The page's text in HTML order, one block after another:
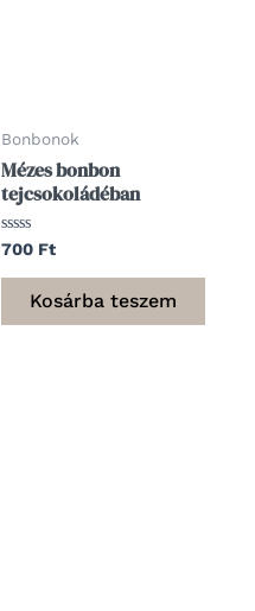
Bonbonok
Mézes bonbon
tejcsokoládéban
Értékelés:
/
700 Ft
Kosárba teszem